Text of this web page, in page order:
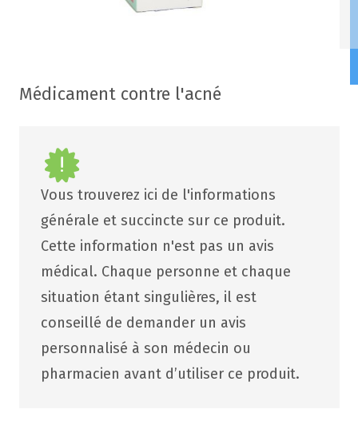
Médicament contre l'acné
Vous trouverez ici de l'informations
générale et succincte sur ce produit.
Cette information n'est pas un avis
médical. Chaque personne et chaque
situation étant singulières, il est
conseillé de demander un avis
personnalisé à son médecin ou
pharmacien avant d’utiliser ce produit.